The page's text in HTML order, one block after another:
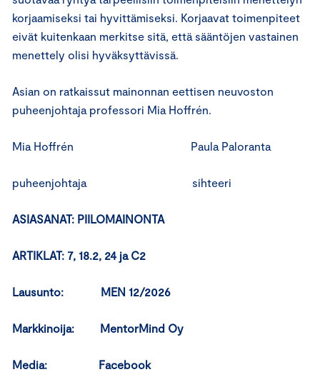
korjaamiseksi tai hyvittämiseksi. Korjaavat toimenpiteet
eivät kuitenkaan merkitse sitä, että sääntöjen vastainen
menettely olisi hyväksyttävissä.
Asian on ratkaissut mainonnan eettisen neuvoston
puheenjohtaja professori Mia Hoffrén.
Mia Hoffrén Paula Paloranta
puheenjohtaja sihteeri
ASIASANAT: PIILOMAINONTA
ARTIKLAT: 7, 18.2, 24 ja C2
Lausunto: MEN 12/2026
Markkinoija: MentorMind Oy
Media: Facebook